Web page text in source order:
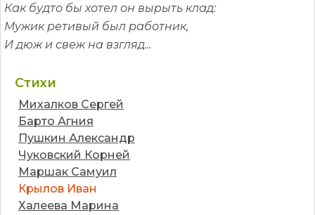
Как будто бы хотел он вырыть клад:
Мужик ретивый был работник,
И дюж и свеж на взгляд...
Стихи
Михалков Сергей
Барто Агния
Пушкин Александр
Чуковский Корней
Маршак Самуил
Крылов Иван
Халеева Марина